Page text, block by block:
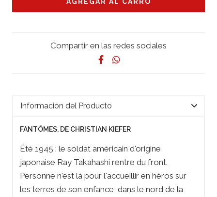
Compartir en las redes sociales
Información del Producto
FANTÔMES, DE CHRISTIAN KIEFER
Été 1945 : le soldat américain d'origine
japonaise Ray Takahashi rentre du front.
Personne n'est là pour l'accueillir en héros sur
les terres de son enfance, dans le nord de la